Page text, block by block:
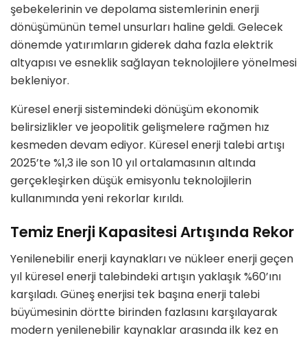
şebekelerinin ve depolama sistemlerinin enerji
dönüşümünün temel unsurları haline geldi. Gelecek
dönemde yatırımların giderek daha fazla elektrik
altyapısı ve esneklik sağlayan teknolojilere yönelmesi
bekleniyor.
Küresel enerji sistemindeki dönüşüm ekonomik
belirsizlikler ve jeopolitik gelişmelere rağmen hız
kesmeden devam ediyor. Küresel enerji talebi artışı
2025’te %1,3 ile son 10 yıl ortalamasının altında
gerçekleşirken düşük emisyonlu teknolojilerin
kullanımında yeni rekorlar kırıldı.
Temiz Enerji Kapasitesi Artışında Rekor
Yenilenebilir enerji kaynakları ve nükleer enerji geçen
yıl küresel enerji talebindeki artışın yaklaşık %60’ını
karşıladı. Güneş enerjisi tek başına enerji talebi
büyümesinin dörtte birinden fazlasını karşılayarak
modern yenilenebilir kaynaklar arasında ilk kez en